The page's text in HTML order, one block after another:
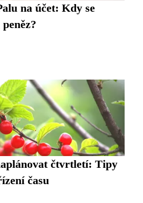
na účet: Kdy se
čtvrtletí: Tipy
času